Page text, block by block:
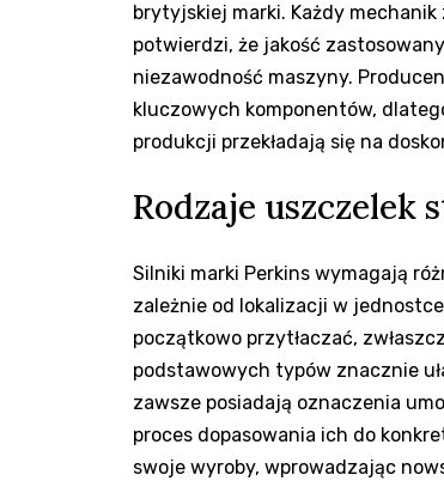
brytyjskiej marki. Każdy
potwierdzi, że jakość
niezawodność maszyny.
kluczowych komponentów,
produkcji przekładają się na
Rodzaje uszczelek
Silniki marki Perkins wymagają
zależnie od lokalizacji w
początkowo przytłaczać,
podstawowych typów znacznie
zawsze posiadają oznaczenia
proces dopasowania ich do
swoje wyroby, wprowadzając